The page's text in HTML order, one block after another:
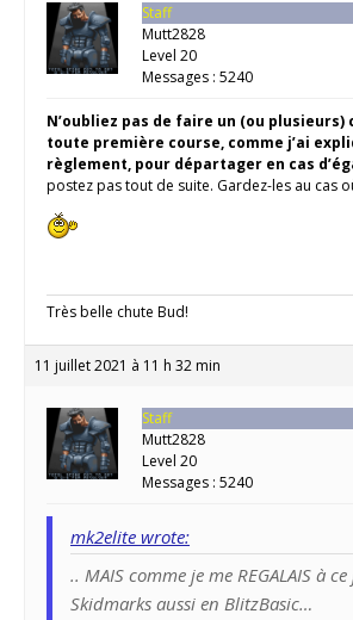
Staff
Mutt2828
Level 20
Messages : 5240
N’oubliez pas de faire un (ou plusieurs)
toute première course, comme j’ai
règlement, pour départager en cas
postez pas tout de suite. Gardez-les au cas
Très belle chute Bud!
11 juillet 2021 à 11 h 32 min
Staff
Mutt2828
Level 20
Messages : 5240
mk2elite wrote:
.. MAIS comme je me REGALAIS à
Skidmarks aussi en BlitzBasic…